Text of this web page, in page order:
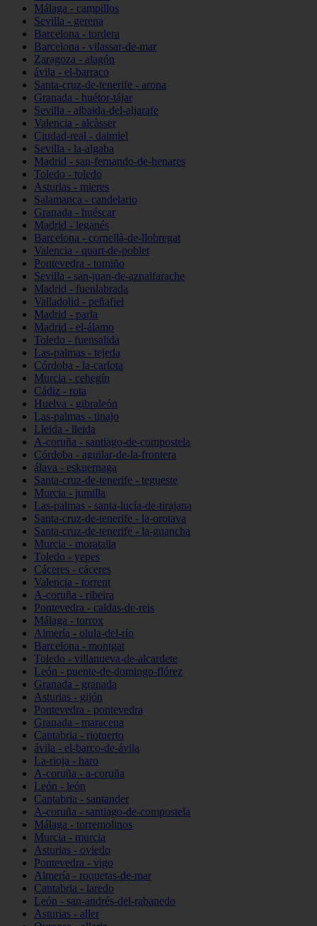
Málaga - campillos
Sevilla - gerena
Barcelona - tordera
Barcelona - vilassar-de-mar
Zaragoza - alagón
ávila - el-barraco
Santa-cruz-de-tenerife - arona
Granada - huétor-tájar
Sevilla - albaida-del-aljarafe
Valencia - alcàsser
Ciudad-real - daimiel
Sevilla - la-algaba
Madrid - san-fernando-de-henares
Toledo - toledo
Asturias - mieres
Salamanca - candelario
Granada - huéscar
Madrid - leganés
Barcelona - cornellà-de-llobregat
Valencia - quart-de-poblet
Pontevedra - tomiño
Sevilla - san-juan-de-aznalfarache
Madrid - fuenlabrada
Valladolid - peñafiel
Madrid - parla
Madrid - el-álamo
Toledo - fuensalida
Las-palmas - tejeda
Córdoba - la-carlota
Murcia - cehegín
Cádiz - rota
Huelva - gibraleón
Las-palmas - tinajo
Lleida - lleida
A-coruña - santiago-de-compostela
Córdoba - aguilar-de-la-frontera
álava - eskuernaga
Santa-cruz-de-tenerife - tegueste
Murcia - jumilla
Las-palmas - santa-lucía-de-tirajana
Santa-cruz-de-tenerife - la-orotava
Santa-cruz-de-tenerife - la-guancha
Murcia - moratalla
Toledo - yepes
Cáceres - cáceres
Valencia - torrent
A-coruña - ribeira
Pontevedra - caldas-de-reis
Málaga - torrox
Almería - olula-del-río
Barcelona - montgat
Toledo - villanueva-de-alcardete
León - puente-de-domingo-flórez
Granada - granada
Asturias - gijón
Pontevedra - pontevedra
Granada - maracena
Cantabria - riotuerto
ávila - el-barco-de-ávila
La-rioja - haro
A-coruña - a-coruña
León - león
Cantabria - santander
A-coruña - santiago-de-compostela
Málaga - torremolinos
Murcia - murcia
Asturias - oviedo
Pontevedra - vigo
Almería - roquetas-de-mar
Cantabria - laredo
León - san-andrés-del-rabanedo
Asturias - aller